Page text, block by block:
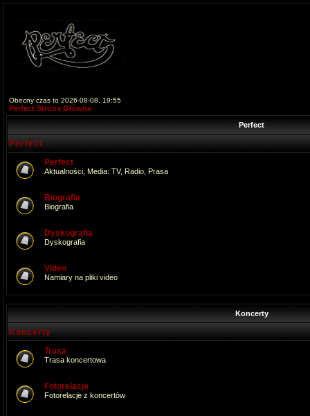
Obecny czas to 2026-08-08, 19:55
Perfect Strona Główna
Perfect
Perfect
Perfect
Aktualności, Media: TV, Radio, Prasa
Biografia
Biografia
Dyskografia
Dyskografia
Video
Namiary na pliki video
Koncerty
Koncerty
Trasa
Trasa koncertowa
Fotorelacje
Fotorelacje z koncertów